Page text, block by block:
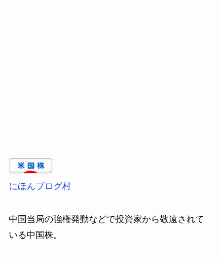
にほんブログ村
中国当局の強権発動などで投資家から敬遠されて
いる中国株。